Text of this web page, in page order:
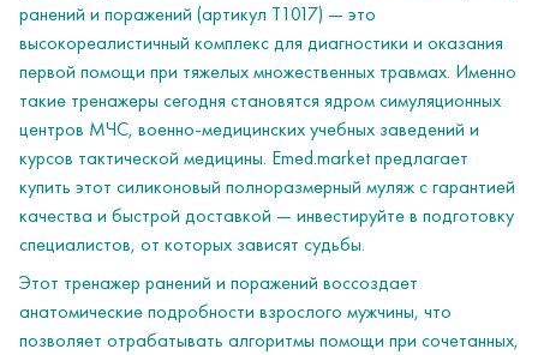
ранений и поражений (артикул Т1017) — это
высокореалистичный комплекс для диагностики и оказания
первой помощи при тяжелых множественных травмах. Именно
такие тренажеры сегодня становятся ядром симуляционных
центров МЧС, военно-медицинских учебных заведений и
курсов тактической медицины. Emed.market предлагает
купить этот силиконовый полноразмерный муляж с гарантией
качества и быстрой доставкой — инвестируйте в подготовку
специалистов, от которых зависят судьбы.
Этот тренажер ранений и поражений воссоздает
анатомические подробности взрослого мужчины, что
позволяет отрабатывать алгоритмы помощи при сочетанных,